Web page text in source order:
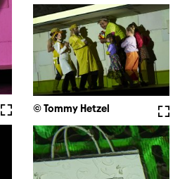
Fullscreen© Tommy Hetzel